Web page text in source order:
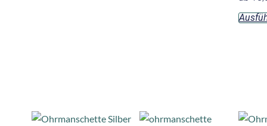
Dieses
Dieses